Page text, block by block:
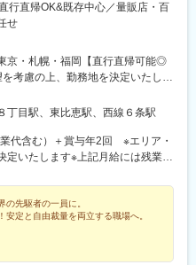
行直帰OK&既存中心／量販店・百
せ
京・札幌・福岡【直行直帰可能◎
考慮の上、勤務地を決定いたしま
※ご希望の方は、将来的に全国転
ップを目指すことも可能です■東
県（深谷市など）■札幌営業所北海
金ビル8F営業エリア：北海道全域
のため北海道内全域の対応が発生
多区博多駅東2-6-1 九勧筑紫通ビ
県・一部福岡県（北九州・筑豊・
部エリアをご担当いただきます◎
丁目駅、東比恵駅、西線６条駅
代含む）＋賞与年2回 ※エリア・
定いたします※上記月給には残業代
す★全域社員（総合職）の試験を
域社員登用後は目標を立て、その
に反映するため、収入アップを
ーテーションも実施営業サポート
の先駆者の一員に。
安定と自由裁量を両立する職場へ。